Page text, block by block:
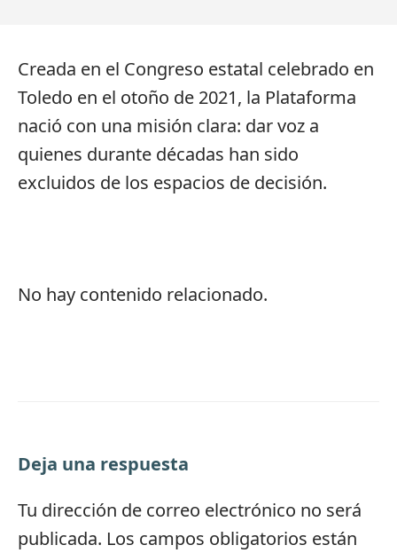
Creada en el Congreso estatal celebrado en
Toledo en el otoño de 2021, la Plataforma
nació con una misión clara: dar voz a
quienes durante décadas han sido
excluidos de los espacios de decisión.
No hay contenido relacionado.
Deja una respuesta
Tu dirección de correo electrónico no será
publicada. Los campos obligatorios están